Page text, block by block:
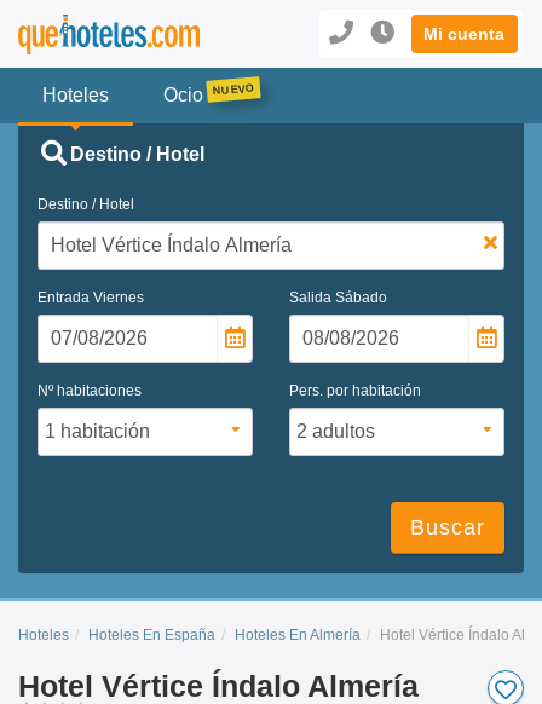
Mi cuenta
Hoteles Ocio
Destino / Hotel
Destino / Hotel
Entrada Viernes Salida Sábado
Nº habitaciones Pers. por habitación
Buscar
Hoteles Hoteles En España Hoteles En Almería Hotel Vértice Índalo
Hotel Vértice Índalo Almería